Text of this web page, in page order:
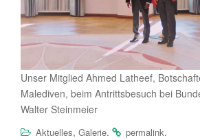
Unser Mitglied Ahmed Latheef,
Malediven, beim Antrittsbesuch bei
Walter Steinmeier
Aktuelles, Galerie. permalink.